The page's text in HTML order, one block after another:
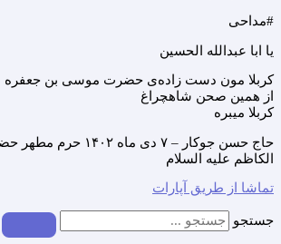
#مداحی
یا ابا عبدالله الحسین
کربلا مون دست زاده‌ی حضرت موسی بن جعفره
از همین صحن شاهچراغ
کربلا میبره
حاج حسن جوکار – ۷ دی
الکاظم علیه السلام
تماشا از طریق آپارات
جستجو